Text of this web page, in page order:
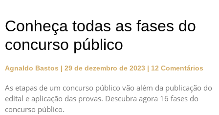
Conheça todas as fases do
concurso público
Agnaldo Bastos 29 de dezembro de 2023 12 Comentários
As etapas de um concurso público vão além da publicação do
edital e aplicação das provas. Descubra agora 16 fases do
concurso público.